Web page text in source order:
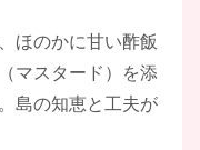
ほのかに甘い酢飯
マスタード）を添
島の知恵と工夫が